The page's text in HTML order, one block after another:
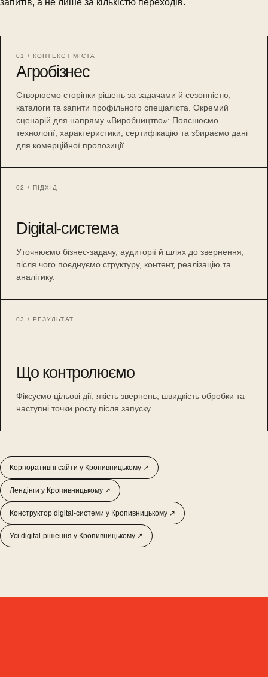
запитів, а не лише за кількістю переходів.
01 / КОНТЕКСТ МІСТА
Агробізнес
Створюємо сторінки рішень за задачами й сезонністю,
каталоги та запити профільного спеціаліста. Окремий
сценарій для напряму «Виробництво»: Пояснюємо
технології, характеристики, сертифікацію та збираємо дані
для комерційної пропозиції.
02 / ПІДХІД
Digital-система
Уточнюємо бізнес-задачу, аудиторії й шлях до звернення,
після чого поєднуємо структуру, контент, реалізацію та
аналітику.
03 / РЕЗУЛЬТАТ
Що контролюємо
Фіксуємо цільові дії, якість звернень, швидкість обробки та
наступні точки росту після запуску.
Корпоративні сайти у Кропивницькому ↗
Лендінги у Кропивницькому ↗
Конструктор digital-системи у Кропивницькому ↗
Усі digital-рішення у Кропивницькому ↗